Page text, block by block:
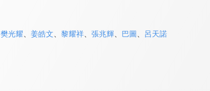
樊光耀 姜皓文 黎耀祥、 張兆輝、 巴圖 呂天諾